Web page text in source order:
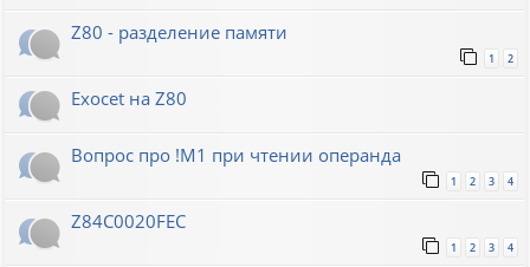
Z80 - разделение памяти
1 2
Exocet на Z80
Вопрос про !M1 при чтении операнда
1 2 3 4
Z84C0020FEC
1 2 3 4